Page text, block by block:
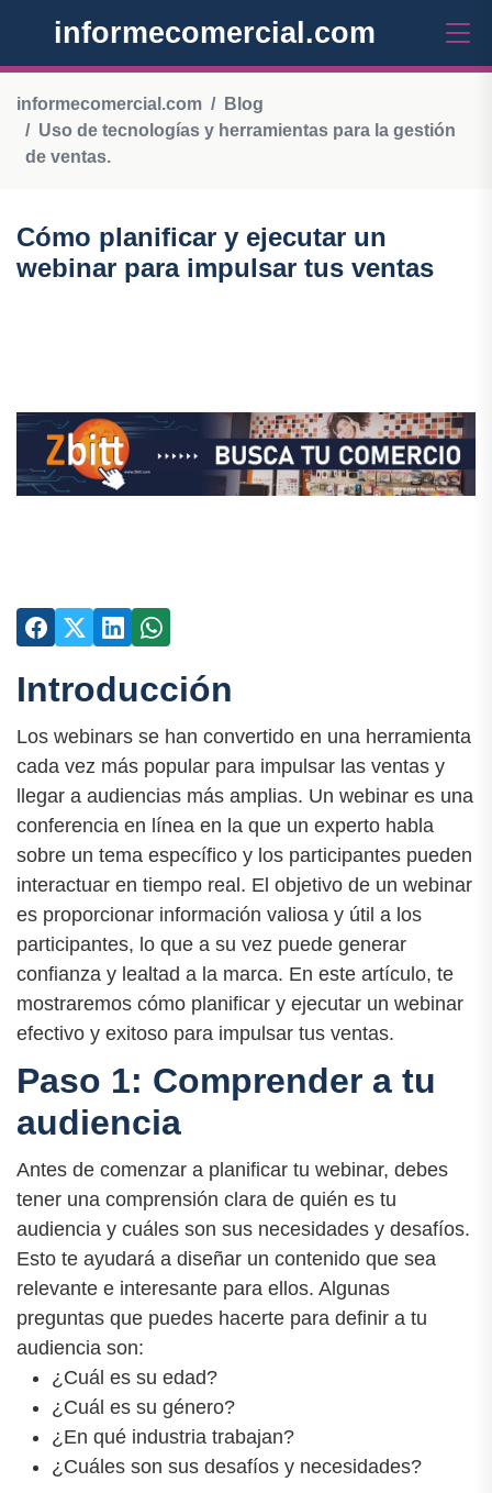
informecomercial.com
informecomercial.com
Blog
Uso de tecnologías y herramientas para la gestión
de ventas.
Cómo planificar y ejecutar un
webinar para impulsar tus ventas
Introducción
Los webinars se han convertido en una herramienta
cada vez más popular para impulsar las ventas y
llegar a audiencias más amplias. Un webinar es una
conferencia en línea en la que un experto habla
sobre un tema específico y los participantes pueden
interactuar en tiempo real. El objetivo de un webinar
es proporcionar información valiosa y útil a los
participantes, lo que a su vez puede generar
confianza y lealtad a la marca. En este artículo, te
mostraremos cómo planificar y ejecutar un webinar
efectivo y exitoso para impulsar tus ventas.
Paso 1: Comprender a tu
audiencia
Antes de comenzar a planificar tu webinar, debes
tener una comprensión clara de quién es tu
audiencia y cuáles son sus necesidades y desafíos.
Esto te ayudará a diseñar un contenido que sea
relevante e interesante para ellos. Algunas
preguntas que puedes hacerte para definir a tu
audiencia son:
¿Cuál es su edad?
¿Cuál es su género?
¿En qué industria trabajan?
¿Cuáles son sus desafíos y necesidades?